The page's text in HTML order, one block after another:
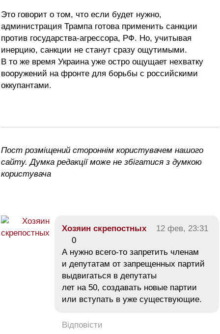
Это говорит о том, что если будет нужно,
администрация Трампа готова применить санкции
против государства-агрессора, РФ. Но, учитывая
инерцию, санкции не станут сразу ощутимыми.
В то же время Украина уже остро ощущает нехватку
вооружений на фронте для борьбы с российскими
оккупантами.
Пост розміщений стороннім користувачем нашого
сайту. Думка редакції може не збігатися з думкою
користувача
Хозяин скрепостных
12 фев, 23:31
0
А нужно всего-то запретить членам
и депутатам от запрещенных партий
выдвигаться в депутаты
лет на 50, создавать новые партии
или вступать в уже существующие.
Відповісти